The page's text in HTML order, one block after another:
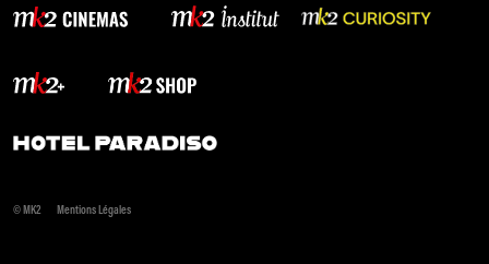
© MK2 Mentions Légales